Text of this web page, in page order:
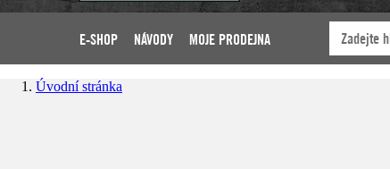
E-SHOP NÁVODY MOJE PRODEJNA
Úvodní stránka